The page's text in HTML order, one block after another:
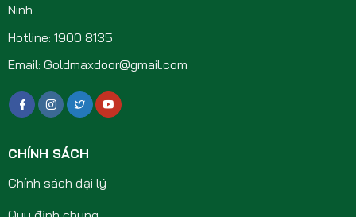
Ninh
Hotline: 1900 8135
Email: Goldmaxdoor@gmail.com
CHÍNH SÁCH
Chính sách đại lý